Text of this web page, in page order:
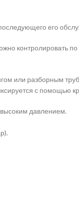
его
контролировать
или разборным
с помощью
высоким давлением.